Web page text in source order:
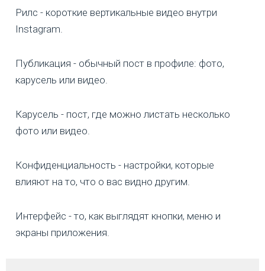
Рилс - короткие вертикальные видео внутри
Instagram.
Публикация - обычный пост в профиле: фото,
карусель или видео.
Карусель - пост, где можно листать несколько
фото или видео.
Конфиденциальность - настройки, которые
влияют на то, что о вас видно другим.
Интерфейс - то, как выглядят кнопки, меню и
экраны приложения.